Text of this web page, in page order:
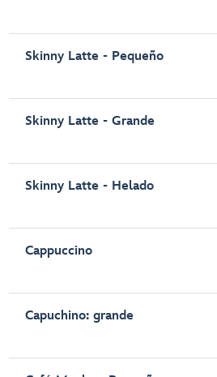
Skinny Latte - Pequeño
Skinny Latte - Grande
Skinny Latte - Helado
Cappuccino
Capuchino: grande